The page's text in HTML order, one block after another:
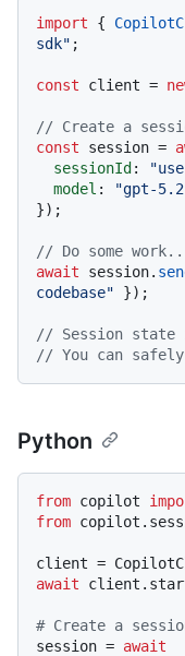
import {
sdk" ;
const client =
// Create a
const session =
sessionId :
model : "gpt-
});
// Do some
await session.
codebase" });
// Session state
// You can
Python
from copilot
from
await
# Create a
session = await